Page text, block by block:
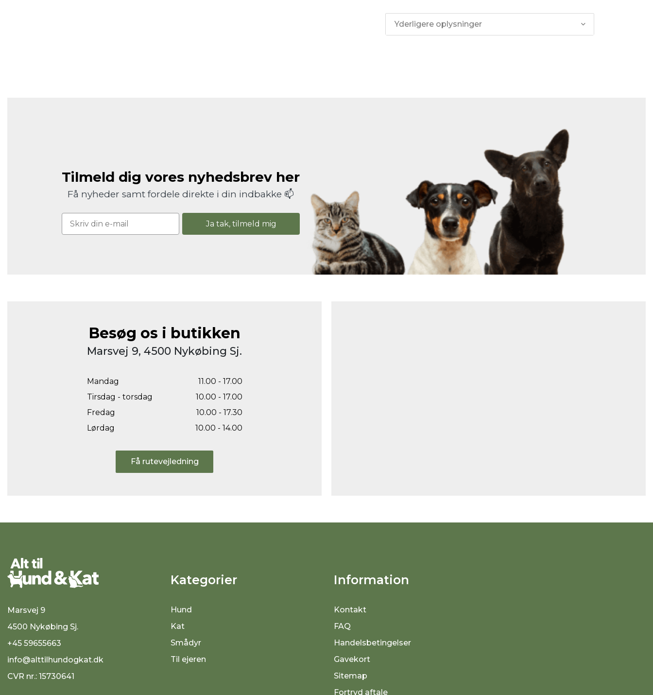
Yderligere oplysninger
Tilmeld dig vores nyhedsbrev her
Få nyheder samt fordele direkte i din indbakke 📫
Ja tak, tilmeld mig
Besøg os i butikken
Marsvej 9, 4500 Nykøbing Sj.
Mandag
11.00 - 17.00
Tirsdag - torsdag
10.00 - 17.00
Fredag
10.00 - 17.30
Lørdag
10.00 - 14.00
Få rutevejledning
Marsvej 9
4500 Nykøbing Sj.
+45 59655663
info@alttilhundogkat.dk
CVR nr.: 15730641
Kategorier
Hund
Kat
Smådyr
Til ejeren
Information
Kontakt
FAQ
Handelsbetingelser
Gavekort
Sitemap
Fortryd aftale